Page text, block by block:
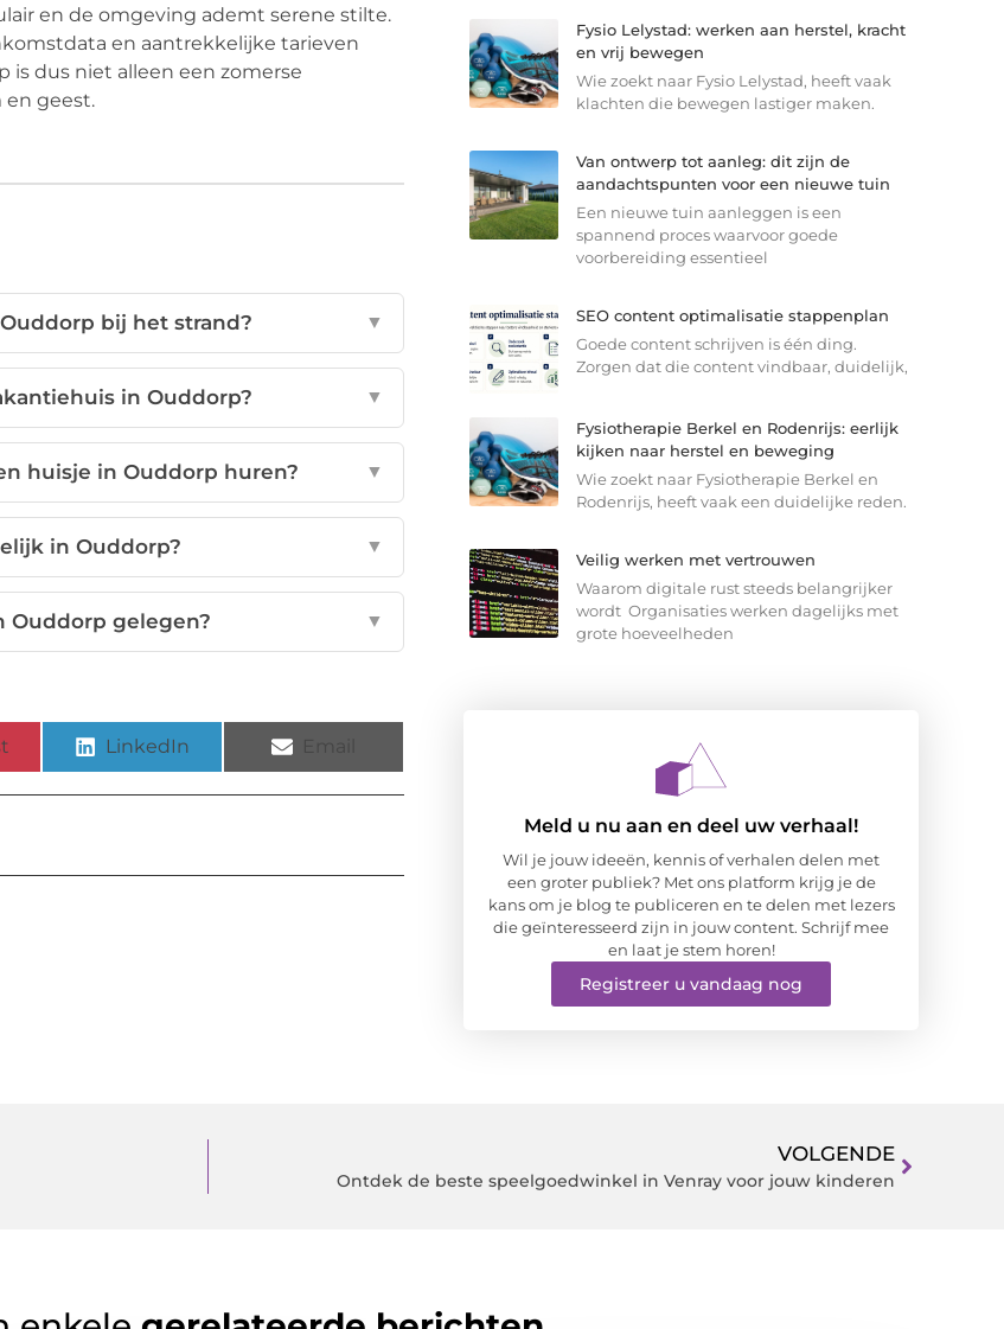
en de omgeving ademt serene stilte.
en aantrekkelijke tarieven
is dus niet alleen een zomerse
en geest.
bij het strand? ▼
in Ouddorp? ▼
huisje in Ouddorp huren? ▼
in Ouddorp? ▼
Ouddorp gelegen? ▼
LinkedIn
Fysio Lelystad: werken aan herstel, kracht
en vrij bewegen
Wie zoekt naar Fysio Lelystad, heeft vaak
klachten die bewegen lastiger maken.
Van ontwerp tot aanleg: dit zijn de
aandachtspunten voor een nieuwe tuin
Een nieuwe tuin aanleggen is een
spannend proces waarvoor goede
voorbereiding essentieel
SEO content optimalisatie stappenplan
Goede content schrijven is één ding.
Zorgen dat die content vindbaar, duidelijk,
Fysiotherapie Berkel en Rodenrijs: eerlijk
kijken naar herstel en beweging
Wie zoekt naar Fysiotherapie Berkel en
Rodenrijs, heeft vaak een duidelijke reden.
Veilig werken met vertrouwen
Waarom digitale rust steeds belangrijker
wordt Organisaties werken dagelijks met
grote hoeveelheden
Meld u nu aan en deel uw verhaal!
Wil je jouw ideeën, kennis of verhalen delen met
een groter publiek? Met ons platform krijg je de
kans om je blog te publiceren en te delen met lezers
die geïnteresseerd zijn in jouw content. Schrijf mee
en laat je stem horen!
Registreer u vandaag nog
VOLGENDE
Ontdek de beste speelgoedwinkel in Venray voor jouw kinderen